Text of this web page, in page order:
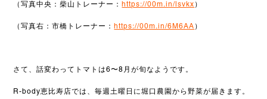
（写真中央：柴山トレーナー： https://00m.in/lsvkx ）
（写真右：市橋トレーナー： https://00m.in/6M6AA ）
さて、話変わってトマトは6〜8月が旬なようです。
R-body恵比寿店では、毎週土曜日に堀口農園から野菜が届きます。